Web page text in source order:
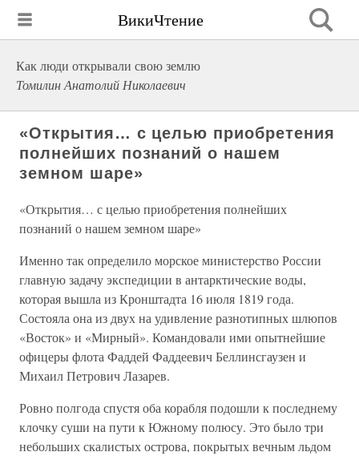
ВикиЧтение
Как люди открывали свою землю
Томилин Анатолий Николаевич
«Открытия… с целью приобретения
полнейших познаний о нашем
земном шаре»
«Открытия… с целью приобретения полнейших
познаний о нашем земном шаре»
Именно так определило морское министерство России
главную задачу экспедиции в антарктические воды,
которая вышла из Кронштадта 16 июля 1819 года.
Состояла она из двух на удивление разнотипных шлюпов
«Восток» и «Мирный». Командовали ими опытнейшие
офицеры флота Фаддей Фаддеевич Беллинсгаузен и
Михаил Петрович Лазарев.
Ровно полгода спустя оба корабля подошли к последнему
клочку суши на пути к Южному полюсу. Это было три
небольших скалистых острова, покрытых вечным льдом